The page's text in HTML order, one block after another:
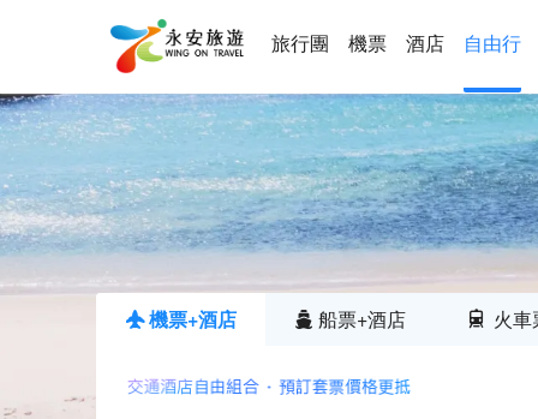
旅行團 機票 酒店 自由行
機票+酒店 船票+酒店 火車